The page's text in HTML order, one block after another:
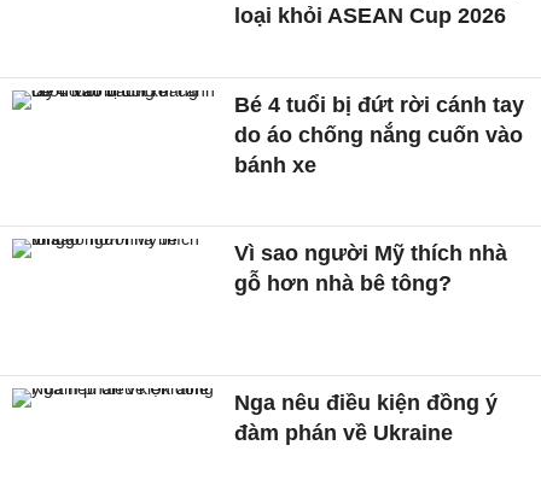
loại khỏi ASEAN Cup 2026
Bé 4 tuổi bị đứt rời cánh tay
do áo chống nắng cuốn vào
bánh xe
Vì sao người Mỹ thích nhà
gỗ hơn nhà bê tông?
Nga nêu điều kiện đồng ý
đàm phán về Ukraine